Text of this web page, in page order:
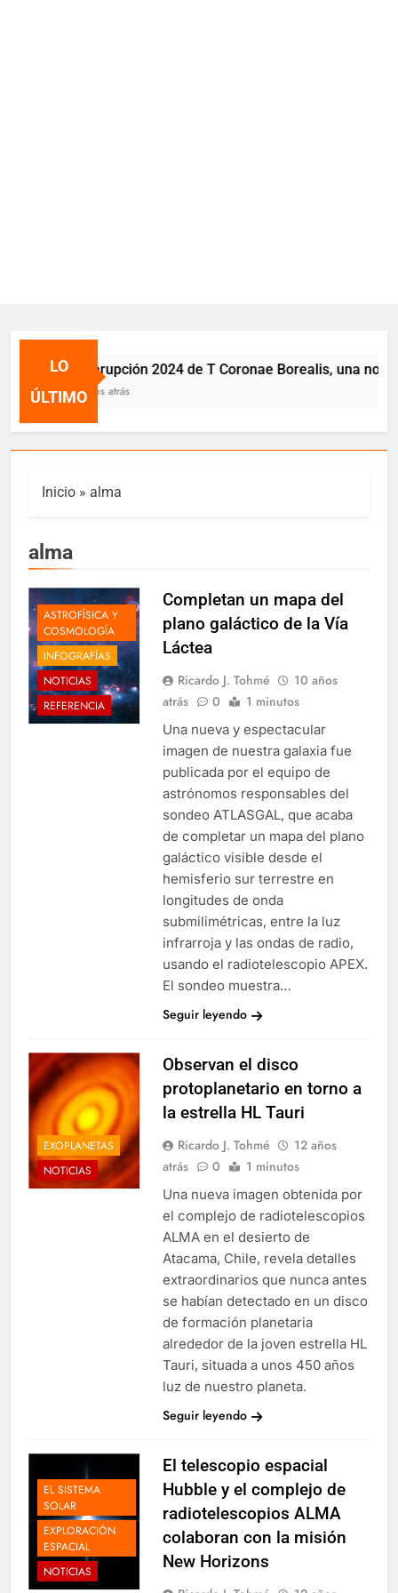
LO
ÚLTIMO
La erupción 2024 de T Coronae Borealis, una nova
2 años atrás
Inicio » alma
alma
ASTROFÍSICA Y
COSMOLOGÍA
INFOGRAFÍAS
NOTICIAS
REFERENCIA
Completan un mapa del
plano galáctico de la Vía
Láctea
Ricardo J. Tohmé
10 años
atrás
0 1 minutos
Una nueva y espectacular
imagen de nuestra galaxia fue
publicada por el equipo de
astrónomos responsables del
sondeo ATLASGAL, que acaba
de completar un mapa del plano
galáctico visible desde el
hemisferio sur terrestre en
longitudes de onda
submilimétricas, entre la luz
infrarroja y las ondas de radio,
usando el radiotelescopio APEX.
El sondeo muestra…
Seguir leyendo
EXOPLANETAS
NOTICIAS
Observan el disco
protoplanetario en torno a
la estrella HL Tauri
Ricardo J. Tohmé
12 años
atrás
0 1 minutos
Una nueva imagen obtenida por
el complejo de radiotelescopios
ALMA en el desierto de
Atacama, Chile, revela detalles
extraordinarios que nunca antes
se habían detectado en un disco
de formación planetaria
alrededor de la joven estrella HL
Tauri, situada a unos 450 años
luz de nuestro planeta.
Seguir leyendo
EL SISTEMA
SOLAR
EXPLORACIÓN
ESPACIAL
NOTICIAS
El telescopio espacial
Hubble y el complejo de
radiotelescopios ALMA
colaboran con la misión
New Horizons